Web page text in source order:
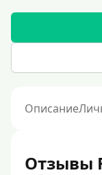
Описание
Отзывы